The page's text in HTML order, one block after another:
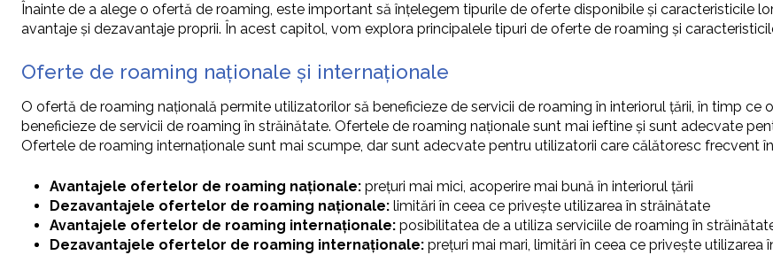
Înainte de a alege o ofertă de roaming, este important să înțelegem tipurile de oferte disponibile și caracteristicile
avantaje și dezavantaje proprii. În acest capitol, vom explora principalele tipuri de oferte de roaming și
Oferte de roaming naționale și internaționale
O ofertă de roaming națională permite utilizatorilor să beneficieze de servicii de roaming în interiorul țării, în timp
beneficieze de servicii de roaming în străinătate. Ofertele de roaming naționale sunt mai ieftine și sunt adecvate
Ofertele de roaming internaționale sunt mai scumpe, dar sunt adecvate pentru utilizatorii care călătoresc frecvent
Avantajele ofertelor de roaming naționale: prețuri mai mici, acoperire mai bună în interiorul țării
Dezavantajele ofertelor de roaming naționale: limitări în ceea ce privește utilizarea în străinătate
Avantajele ofertelor de roaming internaționale: posibilitatea de a utiliza serviciile de roaming în
Dezavantajele ofertelor de roaming internaționale: prețuri mai mari, limitări în ceea ce privește utilizarea